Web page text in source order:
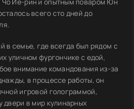
всего сто дней до
в семье, где всегда был рядом с
уличном фургончике с едой,
внимание командования из-за
в процессе работы, он
игровой голограммой,
двери в мир кулинарных